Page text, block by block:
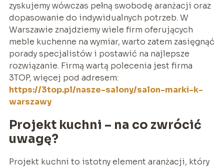
zyskujemy wówczas pełną swobodę aranżacji oraz
dopasowanie do indywidualnych potrzeb. W
Warszawie znajdziemy wiele firm oferujących
meble kuchenne na wymiar, warto zatem zasięgnąć
porady specjalistów i postawić na najlepsze
rozwiązanie. Firmą wartą polecenia jest firma
3TOP, więcej pod adresem:
https://3top.pl/nasze-salony/salon-marki-k-
warszawy
Projekt kuchni – na co zwrócić
uwagę?
Projekt kuchni to istotny element aranżacji, który